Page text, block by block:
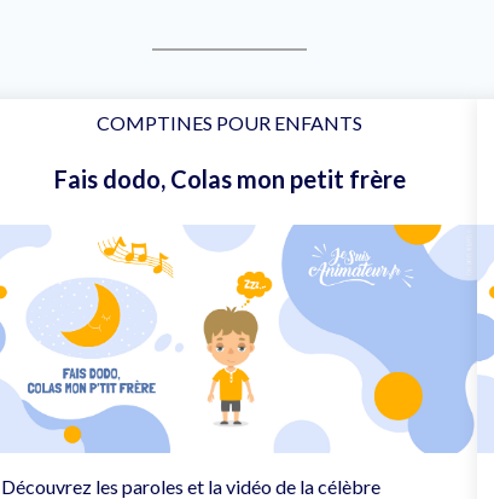
COMPTINES POUR ENFANTS
Fais dodo, Colas mon petit frère
Découvrez les paroles et la vidéo de la célèbre